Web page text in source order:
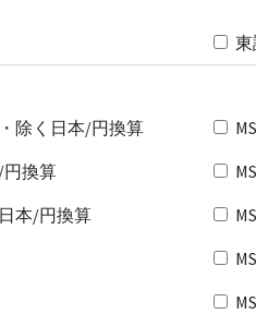
東
除く日本/円換算
円換算
本/円換算